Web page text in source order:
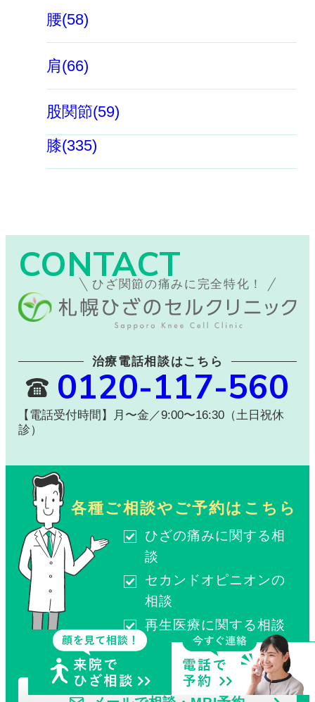
腰(58)
肩(66)
股関節(59)
膝(335)
CONTACT
ひざ関節の痛みに完全特化！
治療電話相談はこちら
0120-117-560
【電話受付時間】月〜金／9:00〜16:30（土日祝休
診）
各種ご相談やご予約はこちら
ひざの痛みに関する相
談
セカンドオピニオンの
相談
再生医療に関する相談
MRI検査のご予約